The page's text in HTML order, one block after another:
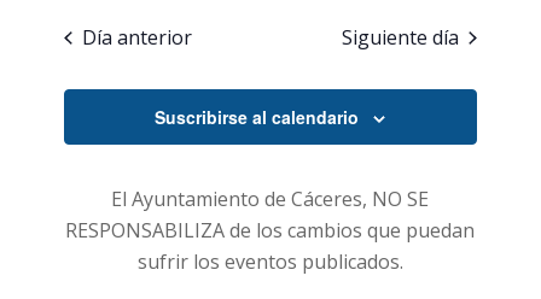
Día anterior Siguiente día
Suscribirse al calendario
El Ayuntamiento de Cáceres, NO SE
RESPONSABILIZA de los cambios que puedan
sufrir los eventos publicados.